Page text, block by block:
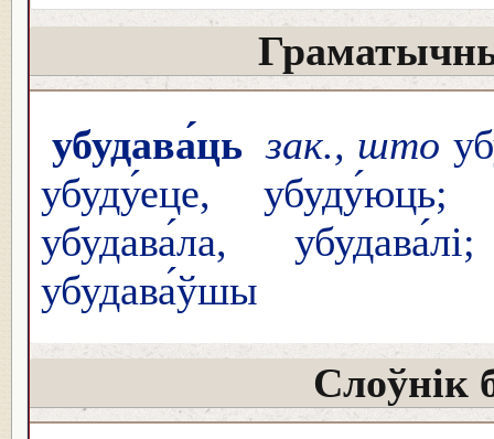
убудава́ць зак., што
убуду́еце, убуду́юць;
убудава́ла,
убудава́ўшы
Слоўнік